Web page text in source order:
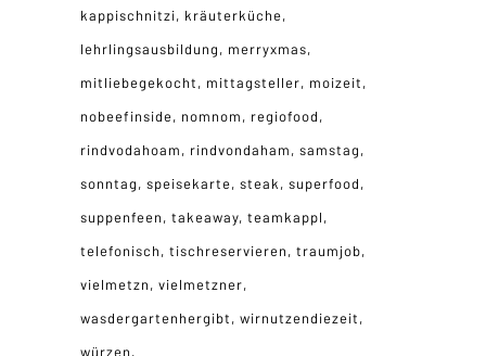
kappischnitzi
kräuterküche
lehrlingsausbildung
merryxmas
mitliebegekocht
mittagsteller
moizeit
nobeefinside
nomnom
regiofood
rindvodahoam
rindvondaham
samstag
sonntag
speisekarte steak
superfood
suppenfeen
takeaway teamkappl
telefonisch
tischreservieren
traumjob
vielmetzn
vielmetzner
wasdergartenhergibt
wirnutzendiezeit
würzen